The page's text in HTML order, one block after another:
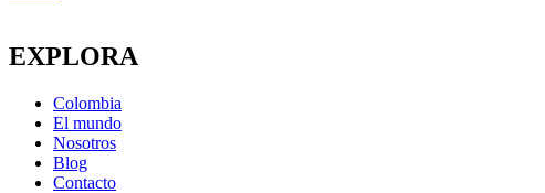
EXPLORA
Colombia
El mundo
Nosotros
Blog
Contacto